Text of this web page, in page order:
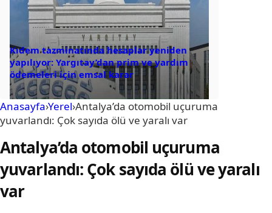
Kıdem tazminatında hesaplar yeniden
yapılıyor: Yargıtay’dan prim ve yardım
ödemeleri için emsal karar
Anasayfa›Yerel›Antalya’da otomobil uçuruma
yuvarlandı: Çok sayıda ölü ve yaralı var
Antalya’da otomobil uçuruma
yuvarlandı: Çok sayıda ölü ve yaralı
var